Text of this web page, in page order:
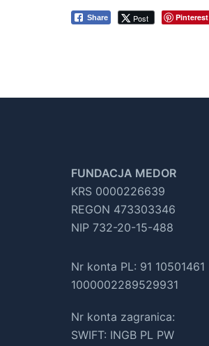
Share Post Pinterest
FUNDACJA MEDOR
KRS 0000226639
REGON 473303346
NIP 732-20-15-488
Nr konta PL: 91 10501461
1000002289529931
Nr konta zagranica:
SWIFT: INGB PL PW